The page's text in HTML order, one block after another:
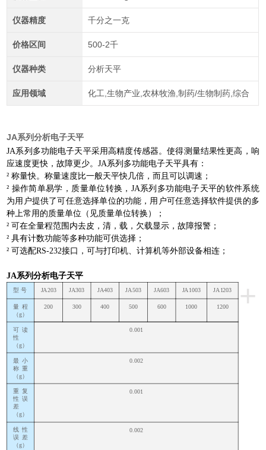
仪器精度 千分之一克
价格区间 500-2千
仪器种类 分析天平
应用领域 化工,生物产业,农林牧渔,制药/生物制药,综合
JA系列分析电子天平
JA系列多功能电子天平采用高精度传感器。使得测量结果性更高，响
应速度更快，故障更少。JA系列多功能电子天平具有：
²称量快。称量速度比一般天平快几倍，而且可以调速；
² 操作简单易学，质量单位转换， JA系列多功能电子天平的软件系统
为用户提供了可任意选择单位的功能，用户可任意选择软件提供的多
种上常用的质量单位（见质量单位转换）；
²可在全量程范围内去皮，清，载，欠载显示，故障报警；
²具有计数功能等多种功能可供选择；
²可选配RS-232接口，可与打印机、计算机等外部设备相连；
JA系列分析电子天平
+
型 号 JA203 JA303 JA403 JA503 JA603 JA1003 JA1203
量程
（g）
200 300 400 500 600 1000 1200
可读
性
（g）
0.001
最小
称重
（g）
0.002
重复
性误
差
（g）
0.001
线性
误差
（g）
0.002